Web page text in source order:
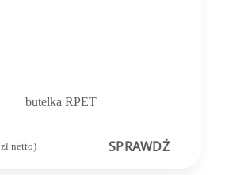
butelka RPET
złnetto) SPRAWDŹ